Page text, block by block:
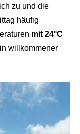
zu und die
häufig
mit 24°C
willkommener